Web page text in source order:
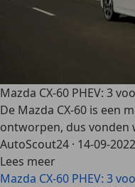
Mazda CX-60 PHEV: 3
De Mazda CX-60 is een
ontworpen, dus vonden
AutoScout24 · 14-09-2022
Lees meer
Mazda CX-60 PHEV: 3